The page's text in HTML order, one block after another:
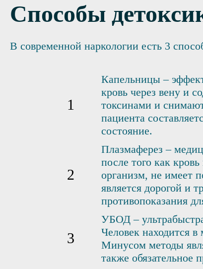
Способы
В современной наркологии есть 3
Капельницы –
кровь через вену и
токсинами и
пациента
состояние.
Плазмаферез –
после того как
организм, не имеет
является дорогой и
противопоказания
УБОД –
Человек находится
Минусом методы
также обязательное